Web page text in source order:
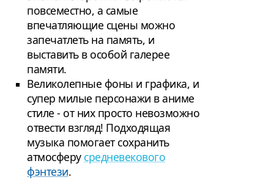
повсеместно, а самые
впечатляющие сцены можно
запечатлеть на память, и
выставить в особой галерее
памяти.
Великолепные фоны и графика, и
супер милые персонажи в аниме
стиле - от них просто невозможно
отвести взгляд! Подходящая
музыка помогает сохранить
атмосферу средневекового
фэнтези.